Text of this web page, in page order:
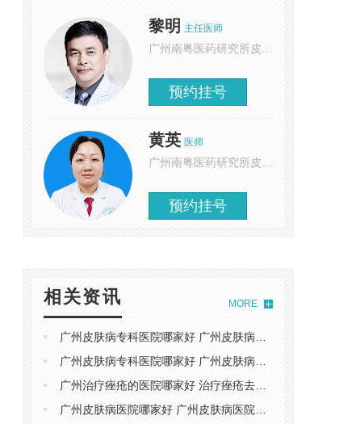
黎明 主任医师
广州南粤医药研究所皮肤科
预约挂号
黄英 医师
广州南粤医药研究所皮肤科
预约挂号
相关资讯 MORE
广州皮肤病专科医院哪家好 广州皮肤病专科医院哪家靠谱
广州皮肤病专科医院哪家好 广州皮肤病专科医院哪家靠谱
广州治疗痤疮的医院哪家好 治疗痤疮去广州哪家医院
广州皮肤病医院哪家好 广州皮肤病医院哪家靠谱